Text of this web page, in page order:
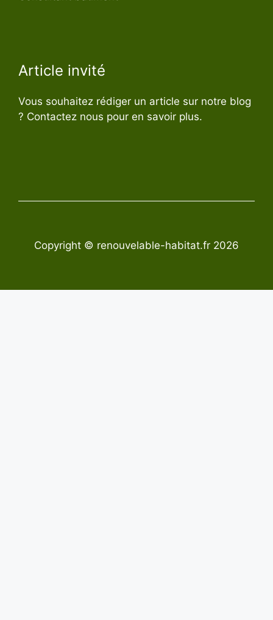
Article invité
Vous souhaitez rédiger un article sur notre blog
? Contactez nous pour en savoir plus.
Copyright © renouvelable-habitat.fr 2026